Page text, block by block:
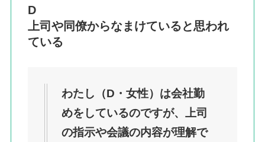
D
上司や同僚からなまけていると思われ
ている
わたし（D・女性）は会社勤
めをしているのですが、上司
の指示や会議の内容が理解で